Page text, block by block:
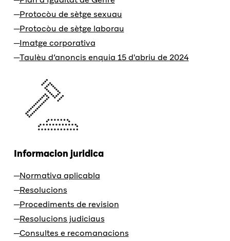
Protocòu de sètge sexuau
Protocòu de sètge laborau
Imatge corporativa
Taulèu d’anoncis enquia 15 d'abriu de 2024
Informacion juridica
Normativa aplicabla
Resolucions
Procediments de revision
Resolucions judiciaus
Consultes e recomanacions